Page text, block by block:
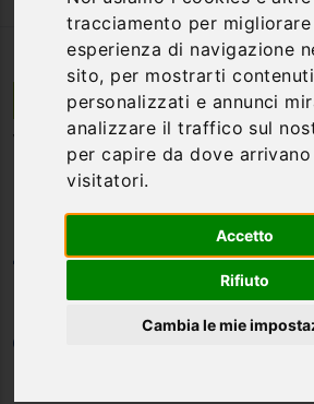
tracciamento per
esperienza di navigazione
sito, per mostrarti contenuti
personalizzati e annunci
analizzare il traffico sul
per capire da dove
visitatori.
Accetto
Rifiuto
Cambia le mie
Trento | Trentino Alto Adige
Via Ferrata Cresta
Marmolada - Dolomiti
Categoria
Vie Ferrate